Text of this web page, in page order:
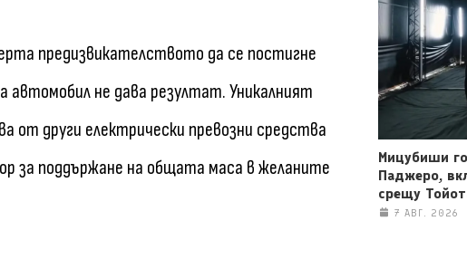
предизвикателството да се постигне
автомобил не дава резултат. Уникалният
от други електрически превозни средства
за поддържане на общата маса в желаните
Мицубиши
Паджеро,
срещу
7 АВГ. 2026